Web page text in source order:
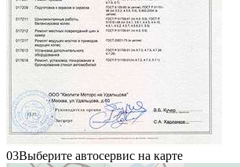
03Выберите автосервис на карте